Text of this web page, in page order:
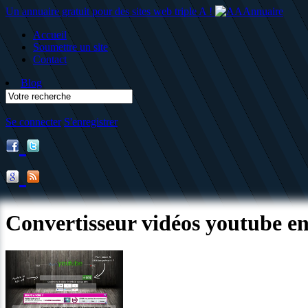
Un annuaire gratuit pour des sites web triple A !
Accueil
Soumettre un site
Contact
Blog
Se connecter S'enregistrer
Convertisseur vidéos youtube